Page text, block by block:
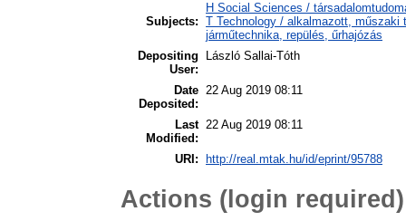
Subjects:
H Social Sciences /
T Technology / alkalmazott, műszaki
járműtechnika, repülés, űrhajózás
Depositing
User:
László Sallai-Tóth
Date
Deposited:
22 Aug 2019 08:11
Last
Modified:
22 Aug 2019 08:11
URI: http://real.mtak.hu/id/eprint/95788
Actions (login required)